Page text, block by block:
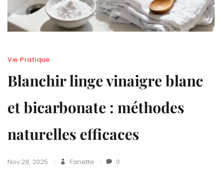
Vie Pratique
Blanchir linge vinaigre blanc
et bicarbonate : méthodes
naturelles efficaces
Nov 28, 2025 Fanette 0